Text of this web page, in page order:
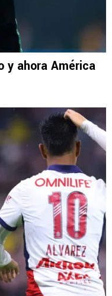
y ahora América